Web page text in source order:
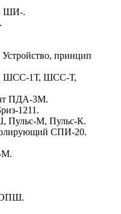
ШИ-.
принцип
ШСС-1Т, ШСС-Т,
ПДА-3М.
1211.
Пульс-М, Пульс-К.
СПИ-20.
М.
ОПШ.